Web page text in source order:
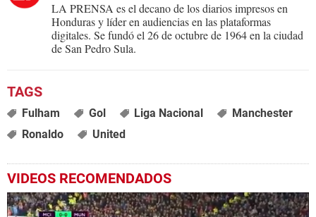
LA PRENSA es el decano de los diarios impresos en
Honduras y líder en audiencias en las plataformas
digitales. Se fundó el 26 de octubre de 1964 en la ciudad
de San Pedro Sula.
Fulham Gol Liga Nacional
Manchester
Ronaldo
United
VIDEOS RECOMENDADOS